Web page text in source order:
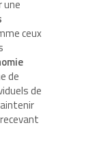
une
ceux
de
de